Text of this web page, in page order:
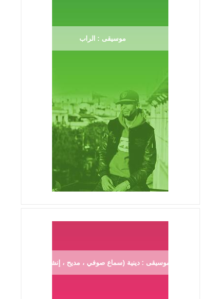
موسيقى : الراب
موسيقى : دينية (سماع صوفي ، مديح ، إنشاد ...)